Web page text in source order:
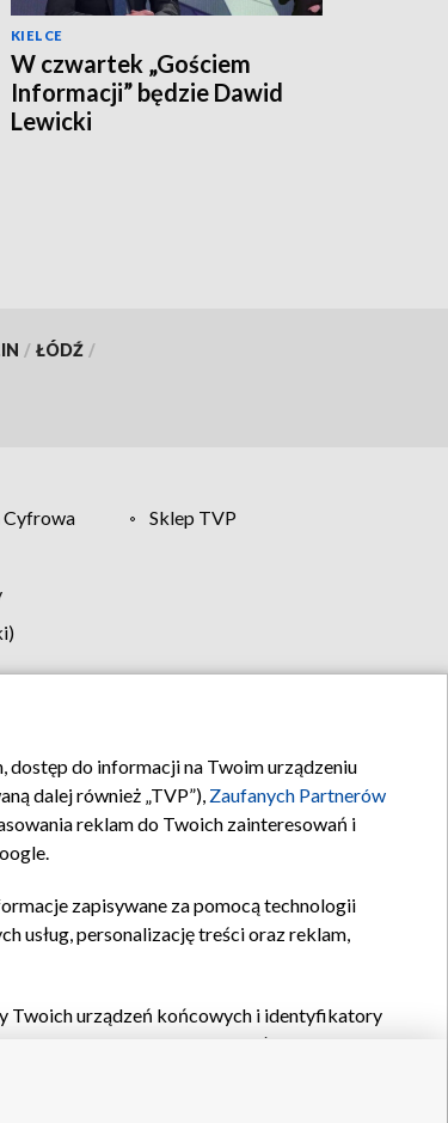
KIELCE
W czwartek „Gościem
Informacji” będzie Dawid
Lewicki
/ ŁÓDŹ /
Cyfrowa
Sklep TVP
dostęp do informacji na Twoim urządzeniu
dalej również „TVP”), Zaufanych Partnerów
reklam do Twoich zainteresowań i
zapisywane za pomocą technologii
usług, personalizację treści oraz reklam,
Twoich urządzeń końcowych i identyfikatory
oraz pozostałych
reklam, wyboru spersonalizowanych
wydajności reklam, pomiaru wydajności